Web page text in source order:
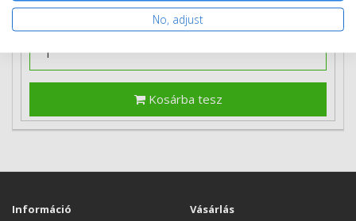
Ingyenes szállítás
Kosárba tesz
Információ Vásárlás
No, adjust